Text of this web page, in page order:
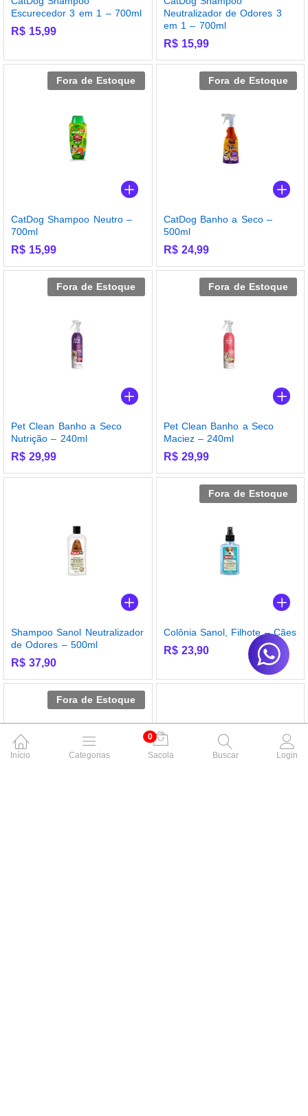
Escurecedor 3 em 1 – 700ml
R$ 15,99
Neutralizador de Odores 3
em 1 – 700ml
R$15,99
Fora de Estoque
CatDog Shampoo Neutro –
700ml
R$ 15,99
Fora de Estoque
CatDog Banho a Seco –
500ml
R$24,99
Fora de Estoque
Pet Clean Banho a Seco
Nutrição – 240ml
R$ 29,99
Fora de Estoque
Pet Clean Banho a Seco
Maciez – 240ml
R$29,99
Shampoo Sanol Neutralizador
de Odores – 500ml
R$ 37,90
Fora de Estoque
Colônia Sanol, Filhote – Cães
R$23,90
Fora de Estoque
Início Categorias
0
Sacola
Buscar Login